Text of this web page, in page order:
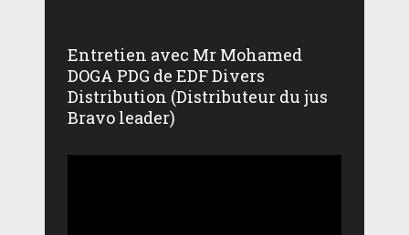
Entretien avec Mr Mohamed
DOGA PDG de EDF Divers
Distribution (Distributeur du jus
Bravo leader)